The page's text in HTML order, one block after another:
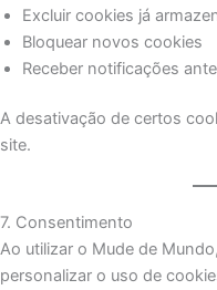
Excluir cookies já
Bloquear novos cookies
Receber notificações
A desativação de certos
site.
7. Consentimento
Ao utilizar o Mude de
personalizar o uso de